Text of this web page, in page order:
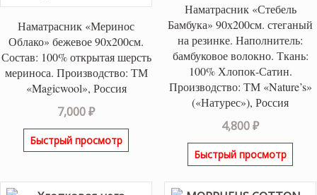
Наматрасник «Меринос
Облако» бежевое 90х200см.
Состав: 100% открытая шерсть
мериноса. Производство: ТМ
«Magicwool», Россия
7,000₽
Быстрый просмотр
Наматрасник «Стебель
Бамбука» 90х200см. стеганый
на резинке. Наполнитель:
бамбуковое волокно. Ткань:
100% Хлопок-Сатин.
Производство: ТМ «Nature’s»
(«Натурес»), Россия
4,800₽
Быстрый просмотр